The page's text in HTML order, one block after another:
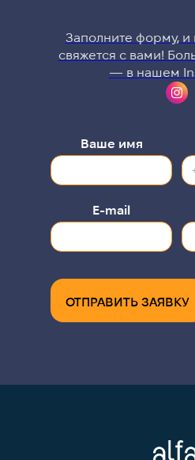
Заполните форму,
свяжется с вами!
— в нашем
Ваше имя
Е-mail